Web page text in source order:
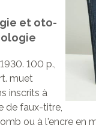
et oto-
100 p.,
muet
inscrits à
de faux-titre,
ou à l'encre en